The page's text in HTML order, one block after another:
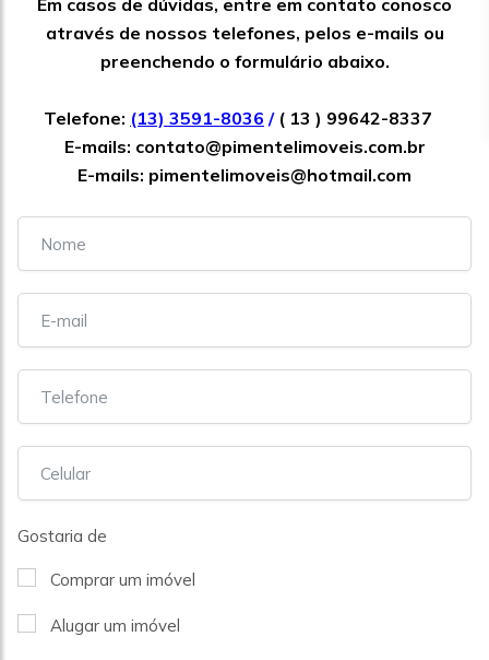
Em casos de dúvidas, entre em contato conosco
através de nossos telefones, pelos e-mails ou
preenchendo o formulário abaixo.
Telefone: (13) 3591-8036 / ( 13 ) 99642-8337
E-mails: contato@pimentelimoveis.com.br
E-mails: pimentelimoveis@hotmail.com
Gostaria de
Comprar um imóvel
Alugar um imóvel